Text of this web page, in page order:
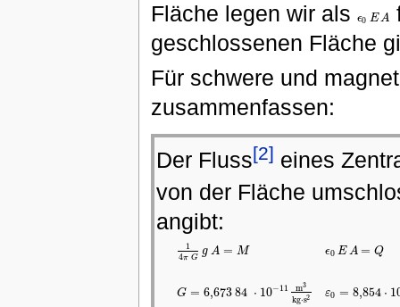
Fläche legen wir als
ϵ0 E A
ϵ 0EA
geschlossenen Fläche
Für schwere und
zusammenfassen:
Der Fluss[2] eines
von der Fläche
angibt:
1
4π G
g A = M
G = 6,673 84 ⋅ 10−11 m3
kg⋅s2
ϵ0 E A = Q
ε0 = 8,854 ⋅